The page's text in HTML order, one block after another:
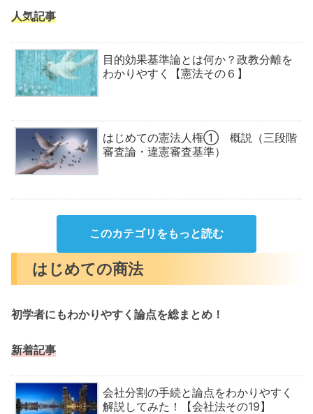
人気記事
目的効果基準論とは何か？政教分離を
わかりやすく【憲法その６】
はじめての憲法人権① 概説（三段階
審査論・違憲審査基準）
このカテゴリをもっと読む
はじめての商法
初学者にもわかりやすく論点を総まとめ！
新着記事
会社分割の手続と論点をわかりやすく
解説してみた！【会社法その19】